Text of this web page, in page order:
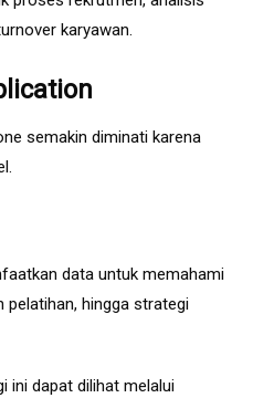
karyawan.
semakin diminati karena
data untuk memahami
pelatihan, hingga strategi
ini dapat dilihat melalui